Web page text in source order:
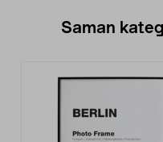
Saman